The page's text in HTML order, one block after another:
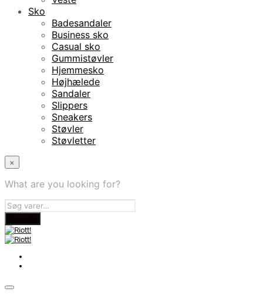
Sko
Badesandaler
Business sko
Casual sko
Gummistøvler
Hjemmesko
Højhælede
Sandaler
Slippers
Sneakers
Støvler
Støvletter
×
What are you looking for?